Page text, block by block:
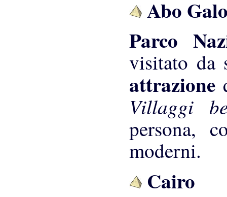
Abo
Parco
visitato da
attrazione
Villaggi
persona,
moderni.
Cairo